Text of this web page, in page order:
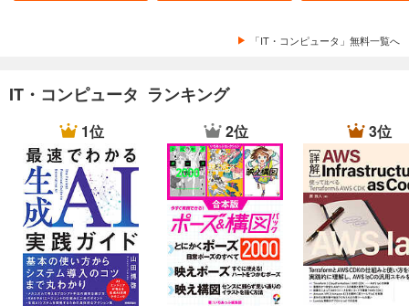
「IT・コンピュータ」無料一覧へ
IT・コンピュータ ランキング
1位 2位 3位